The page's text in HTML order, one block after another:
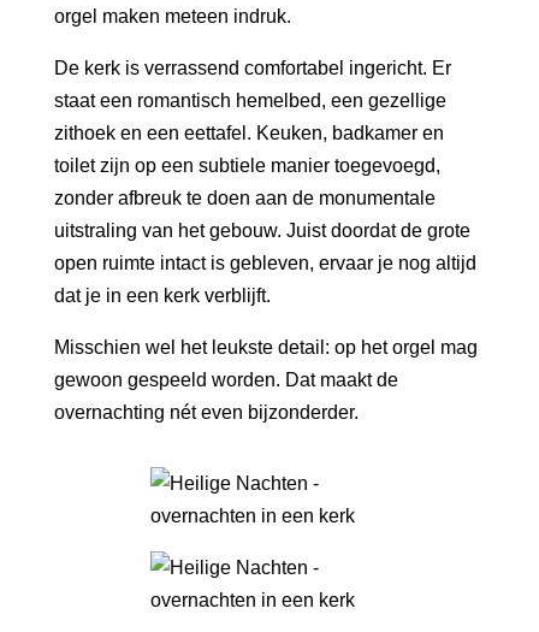
orgel maken meteen indruk.
De kerk is verrassend comfortabel ingericht. Er
staat een romantisch hemelbed, een gezellige
zithoek en een eettafel. Keuken, badkamer en
toilet zijn op een subtiele manier toegevoegd,
zonder afbreuk te doen aan de monumentale
uitstraling van het gebouw. Juist doordat de grote
open ruimte intact is gebleven, ervaar je nog altijd
dat je in een kerk verblijft.
Misschien wel het leukste detail: op het orgel mag
gewoon gespeeld worden. Dat maakt de
overnachting nét even bijzonderder.